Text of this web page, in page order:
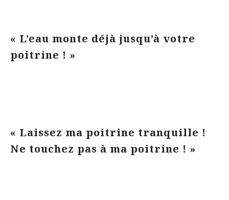
« L’eau monte déjà jusqu’à votre
poitrine ! »
« Laissez ma poitrine tranquille !
Ne touchez pas à ma poitrine ! »